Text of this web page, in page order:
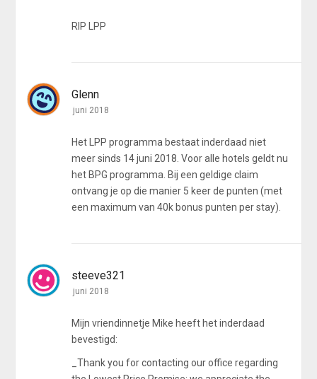
RIP LPP
Glenn
juni 2018
Het LPP programma bestaat inderdaad niet
meer sinds 14 juni 2018. Voor alle hotels geldt nu
het BPG programma. Bij een geldige claim
ontvang je op die manier 5 keer de punten (met
een maximum van 40k bonus punten per stay).
steeve321
juni 2018
Mijn vriendinnetje Mike heeft het inderdaad
bevestigd:
_Thank you for contacting our office regarding